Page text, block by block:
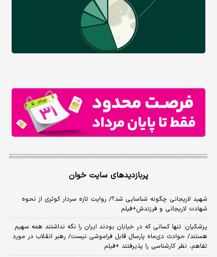
پربازدیدهای سایت خوان
شهید لاریجانی چگونه شناسایی شد؟/ روایت تازه سردار کوثری از نحوه
شهادت لاریجانی و فرزندش+فیلم
پزشکیان: تنها کسانی که در خیابان بودند ایران را نگه نداشتند همه سهیم
هستند/ حوادث دی‌ماه پارسال قابل فراموشی نیست/ رهبر انقلاب در مورد
تفاهم، نظر کارشناسی را پذیرفتند +فیلم